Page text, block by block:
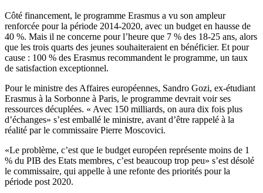
Côté financement, le programme Erasmus a vu son ampleur
renforcée pour la période 2014-2020, avec un budget en hausse de
40 %. Mais il ne concerne pour l’heure que 7 % des 18-25 ans, alors
que les trois quarts des jeunes souhaiteraient en bénéficier. Et pour
cause : 100 % des Erasmus recommandent le programme, un taux
de satisfaction exceptionnel.
Pour le ministre des Affaires européennes, Sandro Gozi, ex-étudiant
Erasmus à la Sorbonne à Paris, le programme devrait voir ses
ressources décuplées. « Avec 150 milliards, on aura dix fois plus
d’échanges» s’est emballé le ministre, avant d’être rappelé à la
réalité par le commissaire Pierre Moscovici.
«Le problème, c’est que le budget européen représente moins de 1
% du PIB des Etats membres, c’est beaucoup trop peu» s’est désolé
le commissaire, qui appelle à une refonte des priorités pour la
période post 2020.